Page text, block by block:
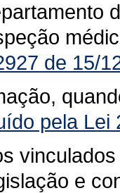
de 15/
pela Lei
e